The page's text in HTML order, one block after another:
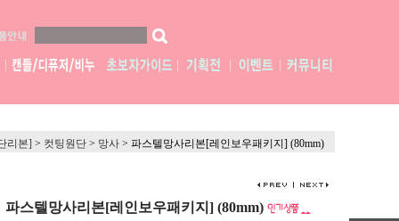
리본] > 컷팅원단 > 망사 > 파스텔망사리본[레인보우패키지] (80mm)
파스텔망사리본[레인보우패키지] (80mm)